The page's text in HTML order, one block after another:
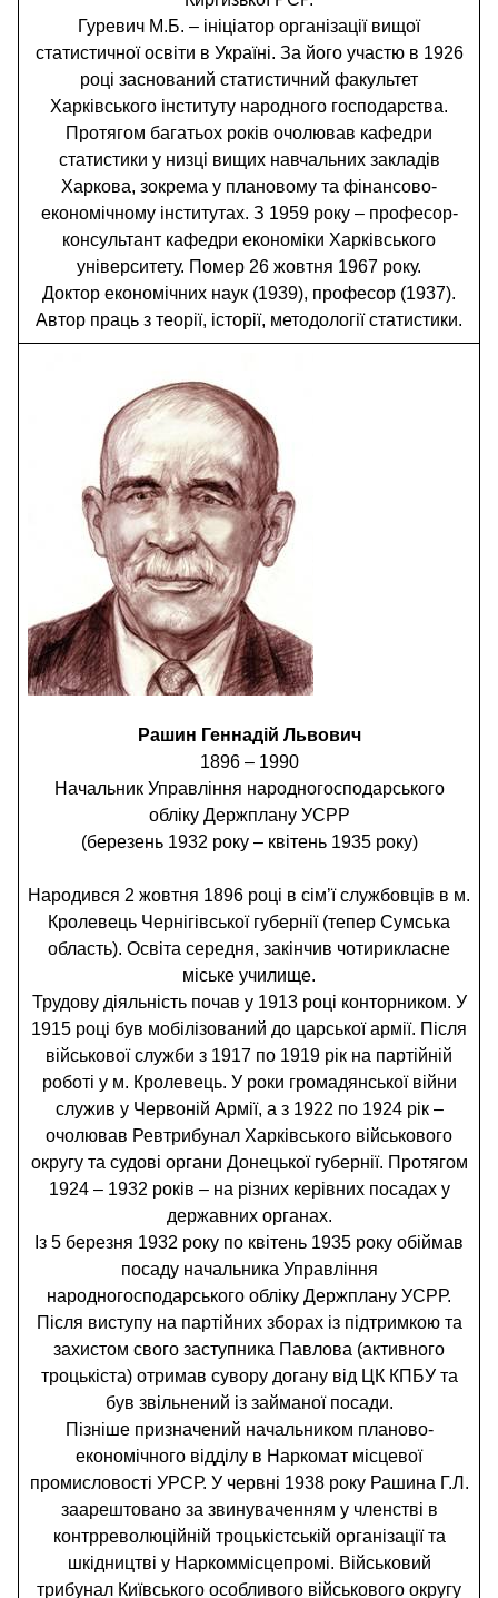
Гуревич М.Б. – ініціатор організації вищої
статистичної освіти в Україні. За його участю в 1926
році заснований статистичний факультет
Харківського інституту народного господарства.
Протягом багатьох років очолював кафедри
статистики у низці вищих навчальних закладів
Харкова, зокрема у плановому та фінансово-
економічному інститутах. З 1959 року – професор-
консультант кафедри економіки Харківського
університету. Помер 26 жовтня 1967 року.
Доктор економічних наук (1939), професор (1937).
Автор праць з теорії, історії, методології статистики.
Рашин Геннадій Львович
1896 – 1990
Начальник Управління народногосподарського
обліку Держплану УСРР
(березень 1932 року – квітень 1935 року)
Народився 2 жовтня 1896 році в сім’ї службовців в м.
Кролевець Чернігівської губернії (тепер Сумська
область). Освіта середня, закінчив чотирикласне
міське училище.
Трудову діяльність почав у 1913 році конторником. У
1915 році був мобілізований до царської армії. Після
військової служби з 1917 по 1919 рік на партійній
роботі у м. Кролевець. У роки громадянської війни
служив у Червоній Армії, а з 1922 по 1924 рік –
очолював Ревтрибунал Харківського військового
округу та судові органи Донецької губернії. Протягом
1924 – 1932 років – на різних керівних посадах у
державних органах.
Із 5 березня 1932 року по квітень 1935 року обіймав
посаду начальника Управління
народногосподарського обліку Держплану УСРР.
Після виступу на партійних зборах із підтримкою та
захистом свого заступника Павлова (активного
троцькіста) отримав сувору догану від ЦК КПБУ та
був звільнений із займаної посади.
Пізніше призначений начальником планово-
економічного відділу в Наркомат місцевої
промисловості УРСР. У червні 1938 року Рашина Г.Л.
заарештовано за звинуваченням у членстві в
контрреволюційній троцькістській організації та
шкідництві у Наркоммісцепромі. Військовий
трибунал Київського особливого військового округу